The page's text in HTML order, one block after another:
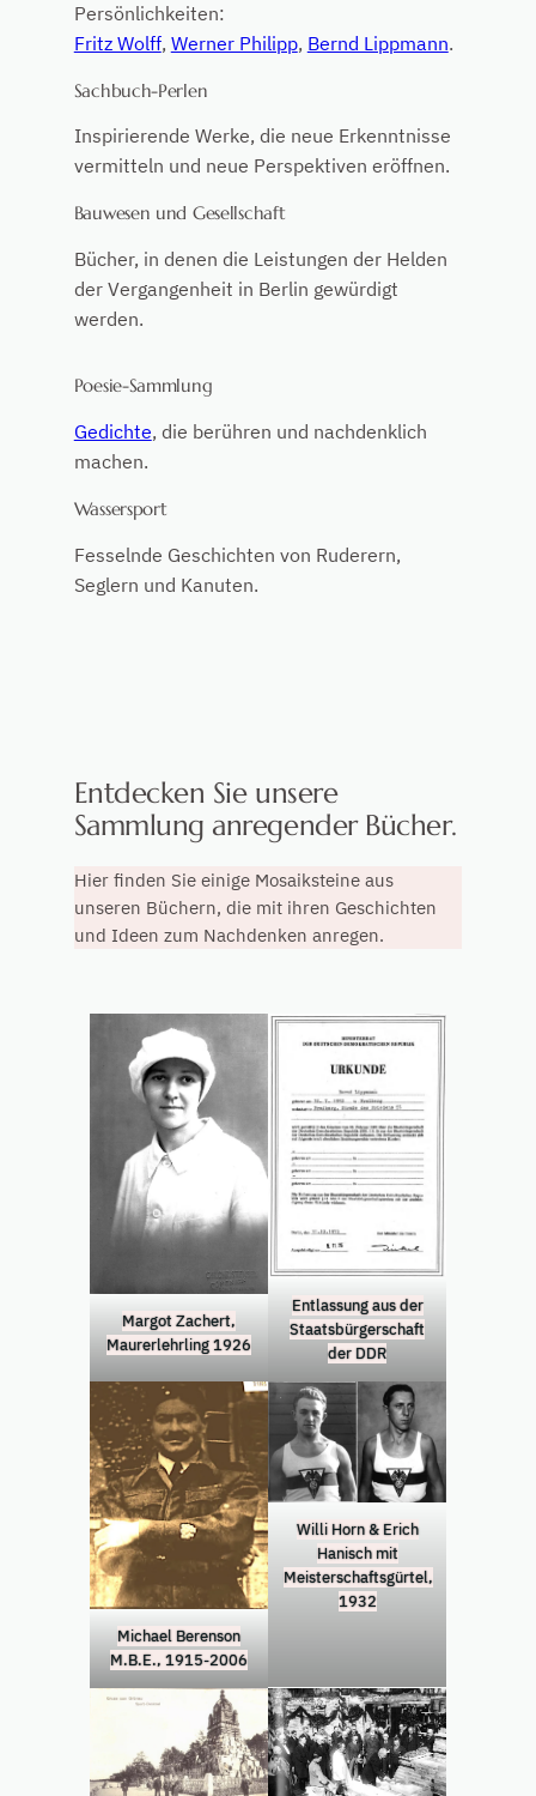
Persönlichkeiten:
Fritz Wolff, Werner Philipp, Bernd Lippmann.
Sachbuch-Perlen
Inspirierende Werke, die neue Erkenntnisse
vermitteln und neue Perspektiven eröffnen.
Bauwesen und Gesellschaft
Bücher, in denen die Leistungen der Helden
der Vergangenheit in Berlin gewürdigt
werden.
Poesie-Sammlung
Gedichte, die berühren und nachdenklich
machen.
Wassersport
Fesselnde Geschichten von Ruderern,
Seglern und Kanuten.
Entdecken Sie unsere
Sammlung anregender Bücher.
Hier finden Sie einige Mosaiksteine aus
unseren Büchern, die mit ihren Geschichten
und Ideen zum Nachdenken anregen.
Margot Zachert,
Maurerlehrling 1926
Entlassung aus der
Staatsbürgerschaft
der DDR
Michael Berenson
M.B.E., 1915-2006
Willi Horn & Erich
Hanisch mit
Meisterschaftsgürtel,
1932